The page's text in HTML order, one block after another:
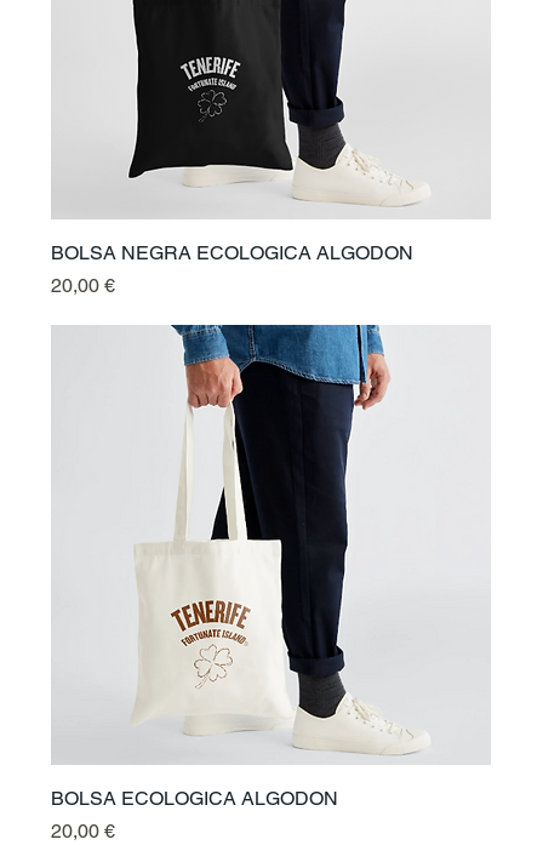
BOLSA NEGRA ECOLOGICA ALGODON
Prix
20,00 €
BOLSA ECOLOGICA ALGODON
Prix
20,00 €